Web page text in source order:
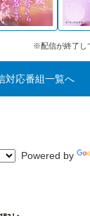
※配信が終了し
対応番組一覧へ
Powered by